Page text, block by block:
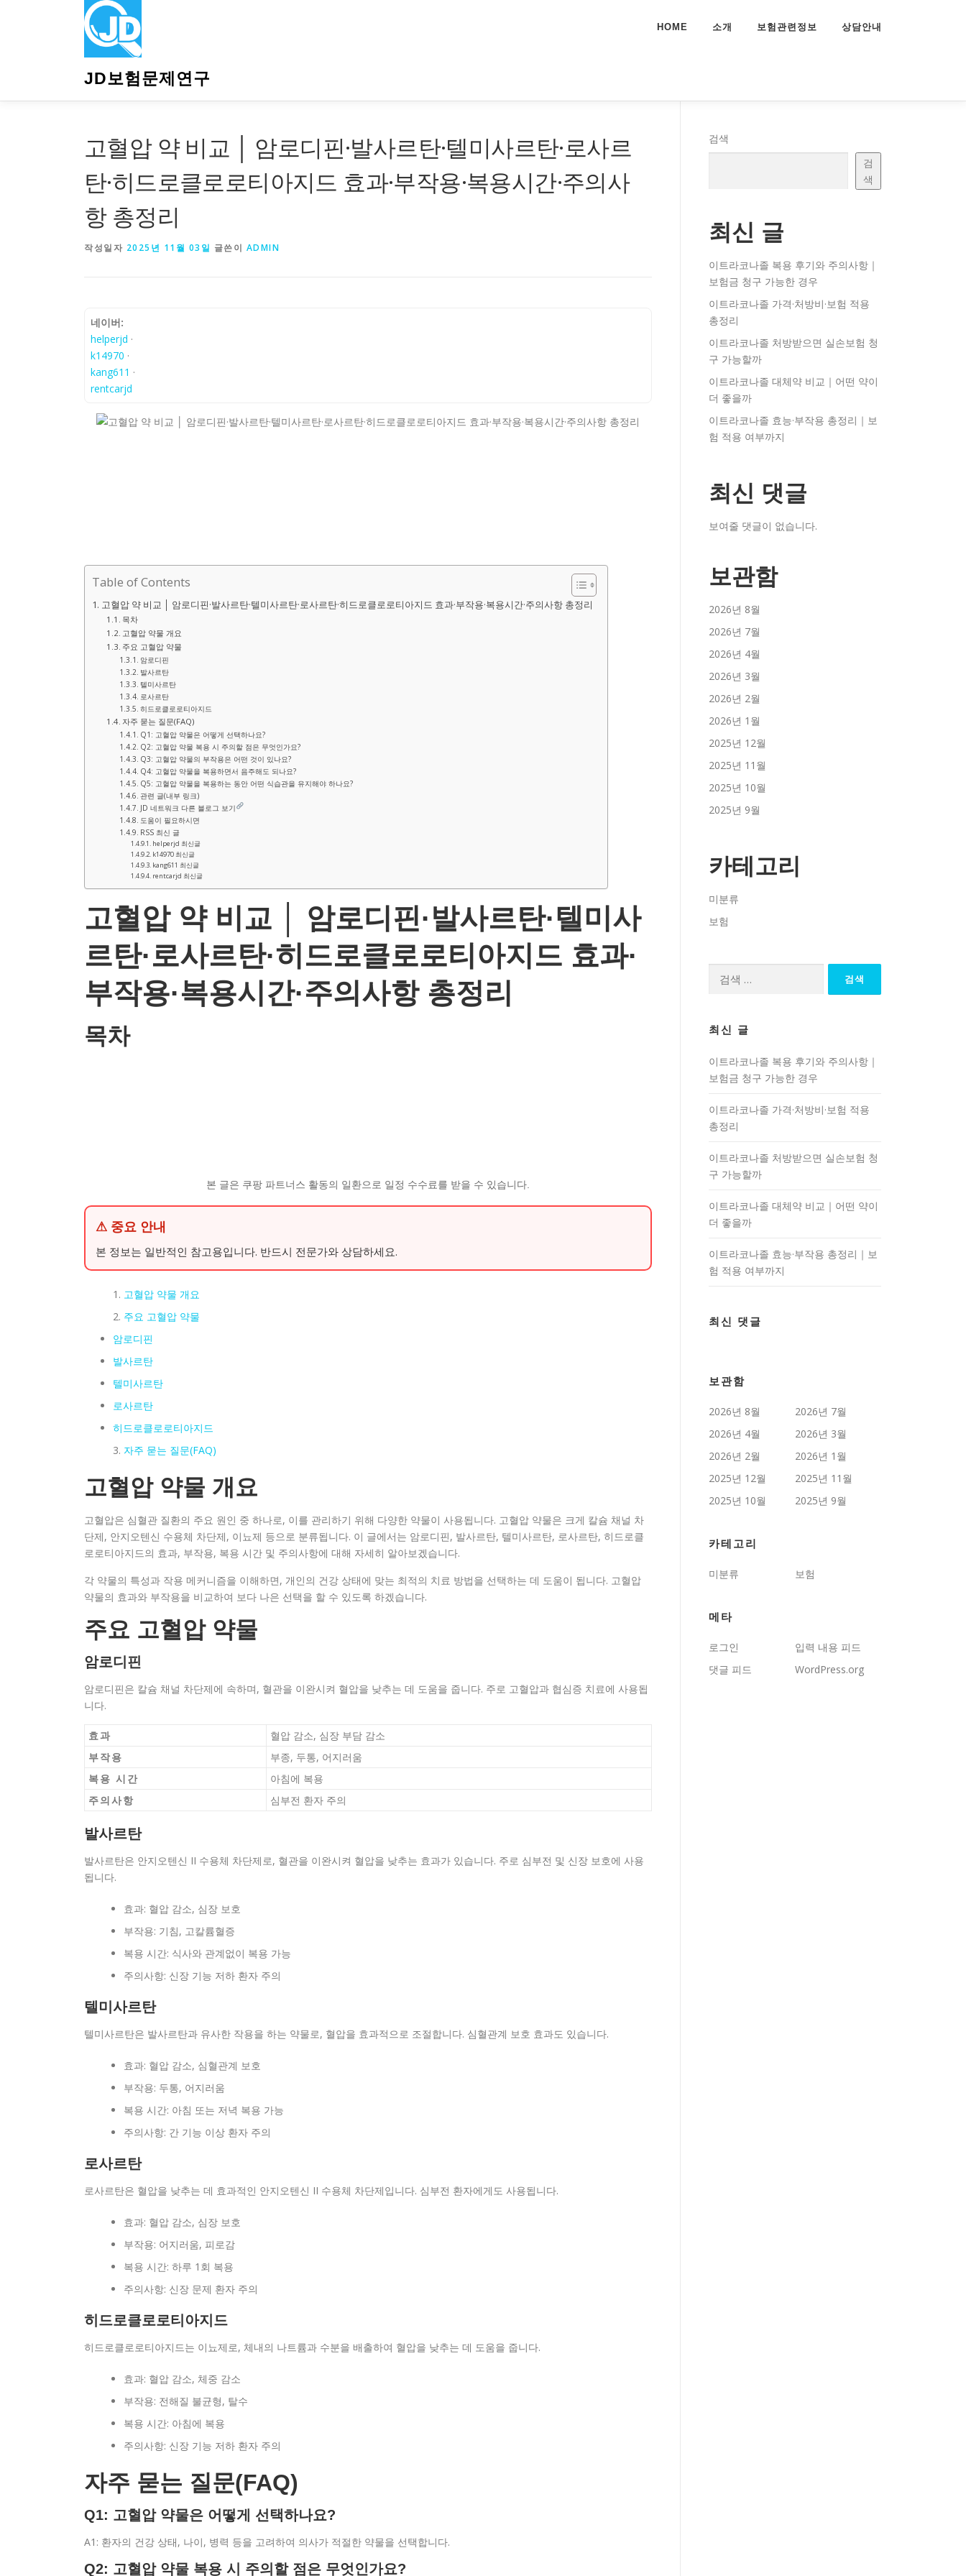
JD보험문제연구
HOME 소개 보험관련정보 상담안내
고혈압 약 비교 │ 암로디핀·발사르탄·텔미사르탄·로사르
탄·히드로클로로티아지드 효과·부작용·복용시간·주의사
항 총정리
작성일자 2025년 11월 03일 글쓴이 ADMIN
네이버:
helperjd ·
k14970 ·
kang611 ·
rentcarjd
Table of Contents
고혈압 약 비교 │ 암로디핀·발사르탄·텔미사르탄·로사르탄·히드로클로로티아지드 효과·부작용·복용시간·주의사항 총정리
목차
고혈압 약물 개요
주요 고혈압 약물
암로디핀
발사르탄
텔미사르탄
로사르탄
히드로클로로티아지드
자주 묻는 질문(FAQ)
Q1: 고혈압 약물은 어떻게 선택하나요?
Q2: 고혈압 약물 복용 시 주의할 점은 무엇인가요?
Q3: 고혈압 약물의 부작용은 어떤 것이 있나요?
Q4: 고혈압 약물을 복용하면서 음주해도 되나요?
Q5: 고혈압 약물을 복용하는 동안 어떤 식습관을 유지해야 하나요?
관련 글(내부 링크)
JD 네트워크 다른 블로그 보기
도움이 필요하시면
RSS 최신 글
helperjd 최신글
k14970 최신글
kang611 최신글
rentcarjd 최신글
고혈압 약 비교 │ 암로디핀·발사르탄·텔미사
르탄·로사르탄·히드로클로로티아지드 효과·
부작용·복용시간·주의사항 총정리
목차
본 글은 쿠팡 파트너스 활동의 일환으로 일정 수수료를 받을 수 있습니다.
⚠ 중요 안내
본 정보는 일반적인 참고용입니다. 반드시 전문가와 상담하세요.
고혈압 약물 개요
주요 고혈압 약물
암로디핀
발사르탄
텔미사르탄
로사르탄
히드로클로로티아지드
자주 묻는 질문(FAQ)
고혈압 약물 개요
고혈압은 심혈관 질환의 주요 원인 중 하나로, 이를 관리하기 위해 다양한 약물이 사용됩니다. 고혈압 약물은 크게 칼슘 채널 차
단제, 안지오텐신 수용체 차단제, 이뇨제 등으로 분류됩니다. 이 글에서는 암로디핀, 발사르탄, 텔미사르탄, 로사르탄, 히드로클
로로티아지드의 효과, 부작용, 복용 시간 및 주의사항에 대해 자세히 알아보겠습니다.
각 약물의 특성과 작용 메커니즘을 이해하면, 개인의 건강 상태에 맞는 최적의 치료 방법을 선택하는 데 도움이 됩니다. 고혈압
약물의 효과와 부작용을 비교하여 보다 나은 선택을 할 수 있도록 하겠습니다.
주요 고혈압 약물
암로디핀
암로디핀은 칼슘 채널 차단제에 속하며, 혈관을 이완시켜 혈압을 낮추는 데 도움을 줍니다. 주로 고혈압과 협심증 치료에 사용됩
니다.
효과
혈압 감소, 심장 부담 감소
부작용
부종, 두통, 어지러움
복용 시간
아침에 복용
주의사항
심부전 환자 주의
발사르탄
발사르탄은 안지오텐신 II 수용체 차단제로, 혈관을 이완시켜 혈압을 낮추는 효과가 있습니다. 주로 심부전 및 신장 보호에 사용
됩니다.
효과: 혈압 감소, 심장 보호
부작용: 기침, 고칼륨혈증
복용 시간: 식사와 관계없이 복용 가능
주의사항: 신장 기능 저하 환자 주의
텔미사르탄
텔미사르탄은 발사르탄과 유사한 작용을 하는 약물로, 혈압을 효과적으로 조절합니다. 심혈관계 보호 효과도 있습니다.
효과: 혈압 감소, 심혈관계 보호
부작용: 두통, 어지러움
복용 시간: 아침 또는 저녁 복용 가능
주의사항: 간 기능 이상 환자 주의
로사르탄
로사르탄은 혈압을 낮추는 데 효과적인 안지오텐신 II 수용체 차단제입니다. 심부전 환자에게도 사용됩니다.
효과: 혈압 감소, 심장 보호
부작용: 어지러움, 피로감
복용 시간: 하루 1회 복용
주의사항: 신장 문제 환자 주의
히드로클로로티아지드
히드로클로로티아지드는 이뇨제로, 체내의 나트륨과 수분을 배출하여 혈압을 낮추는 데 도움을 줍니다.
효과: 혈압 감소, 체중 감소
부작용: 전해질 불균형, 탈수
복용 시간: 아침에 복용
주의사항: 신장 기능 저하 환자 주의
자주 묻는 질문(FAQ)
Q1: 고혈압 약물은 어떻게 선택하나요?
A1: 환자의 건강 상태, 나이, 병력 등을 고려하여 의사가 적절한 약물을 선택합니다.
Q2: 고혈압 약물 복용 시 주의할 점은 무엇인가요?
검색
검
색
최신 글
이트라코나졸 복용 후기와 주의사항｜
보험금 청구 가능한 경우
이트라코나졸 가격·처방비·보험 적용
총정리
이트라코나졸 처방받으면 실손보험 청
구 가능할까
이트라코나졸 대체약 비교｜어떤 약이
더 좋을까
이트라코나졸 효능·부작용 총정리｜보
험 적용 여부까지
최신 댓글
보여줄 댓글이 없습니다.
보관함
2026년 8월
2026년 7월
2026년 4월
2026년 3월
2026년 2월
2026년 1월
2025년 12월
2025년 11월
2025년 10월
2025년 9월
카테고리
미분류
보험
최신 글
이트라코나졸 복용 후기와 주의사항｜
보험금 청구 가능한 경우
이트라코나졸 가격·처방비·보험 적용
총정리
이트라코나졸 처방받으면 실손보험 청
구 가능할까
이트라코나졸 대체약 비교｜어떤 약이
더 좋을까
이트라코나졸 효능·부작용 총정리｜보
험 적용 여부까지
최신 댓글
보관함
2026년 8월
2026년 7월
2026년 4월
2026년 3월
2026년 2월
2026년 1월
2025년 12월
2025년 11월
2025년 10월
2025년 9월
카테고리
미분류 보험
메타
로그인
입력 내용 피드
댓글 피드
WordPress.org